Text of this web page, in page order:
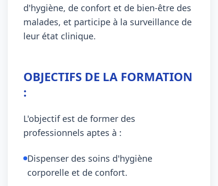
d'hygiène, de confort et de bien-être des
malades, et participe à la surveillance de
leur état clinique.
OBJECTIFS DE LA FORMATION
:
L'objectif est de former des
professionnels aptes à :
Dispenser des soins d'hygiène
corporelle et de confort.